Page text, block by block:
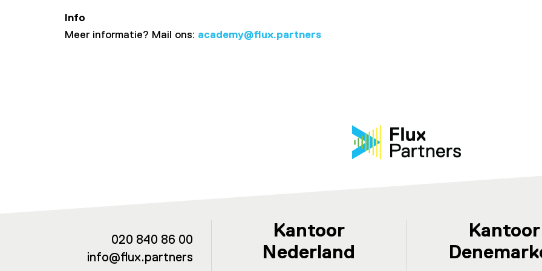
Info
Meer informatie? Mail ons: academy@flux.partners
020 840 86 00
info@flux.partners
Kantoor
Nederland
Kantoor